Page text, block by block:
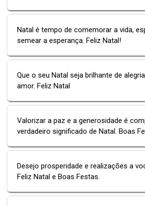
Natal é tempo de comemorar a vida,
semear a esperança. Feliz Natal!
Que o seu Natal seja brilhante de
amor. Feliz Natal
Valorizar a paz e a generosidade é
verdadeiro significado de Natal. Boas
Desejo prosperidade e realizações a
Feliz Natal e Boas Festas.